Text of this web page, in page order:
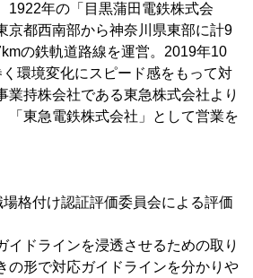
1922年の「目黒蒲田電鉄株式会
京都西南部から神奈川県東部に計9
の鉄軌道路線を運営。2019年10
環境変化にスピード感をもって対
業持株会社である東急株式会社より
「東急電鉄株式会社」として営業を
格付け認証評価委員会による評価
イドラインを浸透させるための取り
の形で対応ガイドラインを分かりや